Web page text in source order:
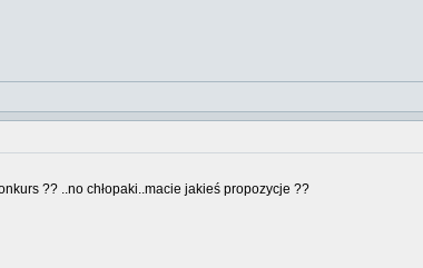
?? ..no chłopaki..macie jakieś propozycje ??